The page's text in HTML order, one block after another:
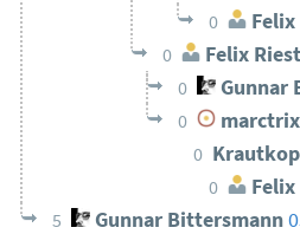
0
0 Felix
0 Gunnar
0 marctrix
0
0
5 Gunnar Bittersmann